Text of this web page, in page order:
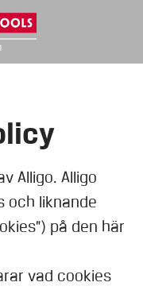
Alligo. Alligo
och liknande
på den här
vad cookies